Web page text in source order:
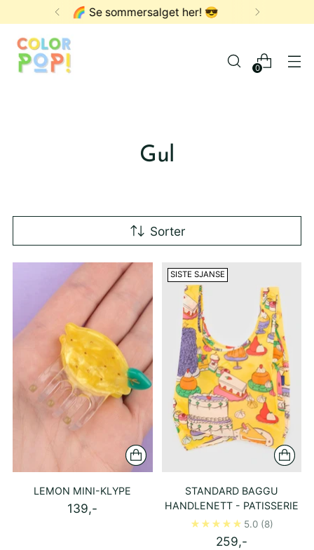
FRI FRAKT OVER 1000,- ✨
0
Gul
Sorter
LEMON MINI-KLYPE
139,-
SISTE SJANSE
STANDARD BAGGU
HANDLENETT - PATISSERIE
5.0 (8)
259,-